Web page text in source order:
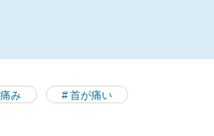
み 首が痛い